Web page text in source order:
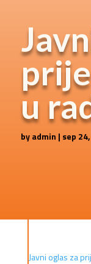
u
byadmin | sep
Javni oglas za